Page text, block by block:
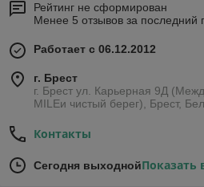
Рейтинг не сформирован
Менее 5 отзывов за последний
Работает с 06.12.2012
г. Брест
г. Брест ул. Карьерная 9Д
MILEи чистый берег), Брест,
Контакты
Сегодня выходнойПоказать